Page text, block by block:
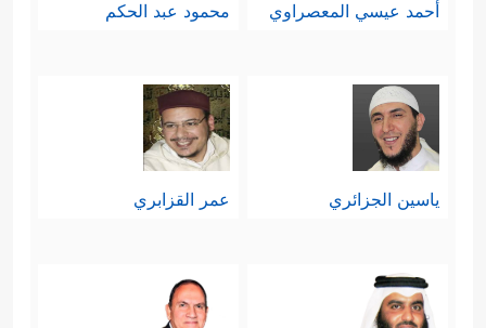
أحمد عيسي المعصراوي محمود عبد الحكم
ياسين الجزائري عمر القزابري